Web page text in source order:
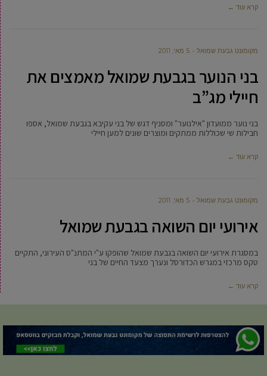
קרא עוד ←
מקומונט גבעת שמואל 5 מאי, 2011
בני הנוער בגבעת שמואל מאמצים את
חיילי מג”ב
בני נוער ממועדון "אילנוער" ומסניף דגש של בני עקיבא בגבעת שמואל, אספו
חבילות שי שכוללות ממתקים ומוצרים שונים למען חיילי
קרא עוד ←
מקומונט גבעת שמואל 5 מאי, 2011
אירועי יום השואה בגבעת שמואל
במסגרת אירועי יום השואה בגבעת שמואל שהופקו ע"י המתנ"ס העירוני, התקיים
טקס מרכזי במגרש הכדורסל ונערך מצעד החיים של בני
קרא עוד ←